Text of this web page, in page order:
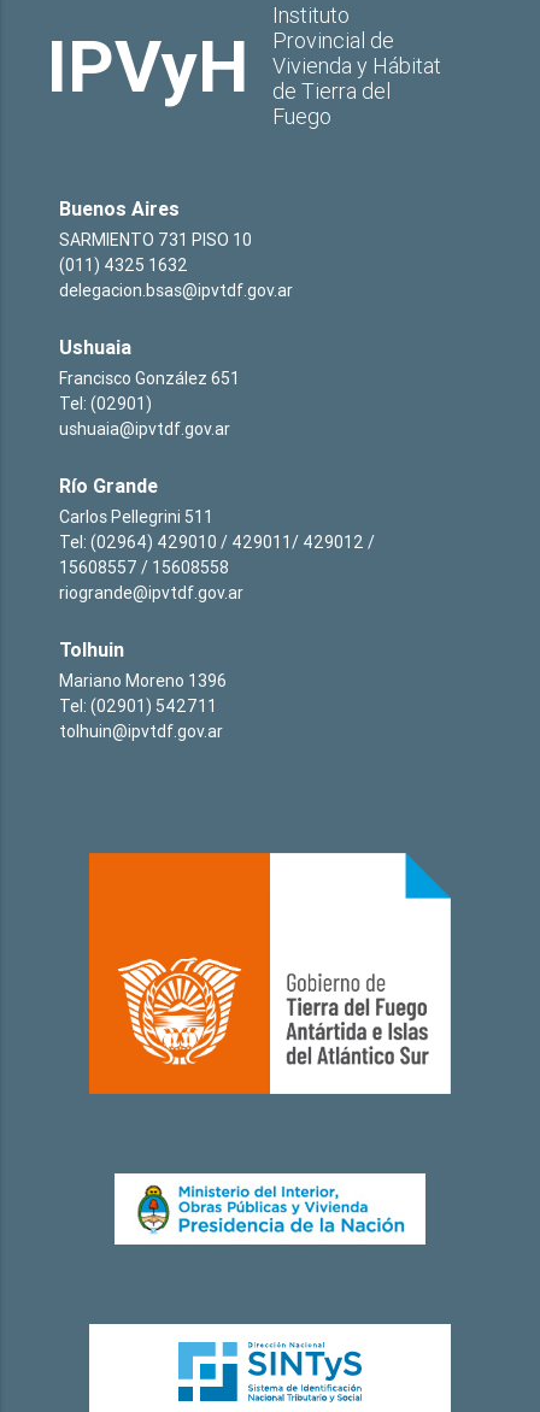
IPVyH
Instituto
Provincial de
Vivienda y Hábitat
de Tierra del
Fuego
Buenos Aires
SARMIENTO 731 PISO 10
(011) 4325 1632
delegacion.bsas@ipvtdf.gov.ar
Ushuaia
Francisco González 651
Tel: (02901)
ushuaia@ipvtdf.gov.ar
Río Grande
Carlos Pellegrini 511
Tel: (02964) 429010 / 429011/ 429012 /
15608557 / 15608558
riogrande@ipvtdf.gov.ar
Tolhuin
Mariano Moreno 1396
Tel: (02901) 542711
tolhuin@ipvtdf.gov.ar